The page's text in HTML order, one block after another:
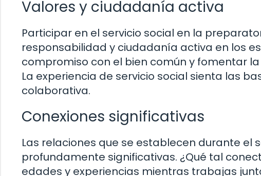
Valores y ciudadanía activa
Participar en el servicio social en la
responsabilidad y ciudadanía activa en los
compromiso con el bien común y fomentar
La experiencia de servicio social sienta las
colaborativa.
Conexiones significativas
Las relaciones que se establecen durante
profundamente significativas. ¿Qué tal
edades y experiencias mientras trabajas